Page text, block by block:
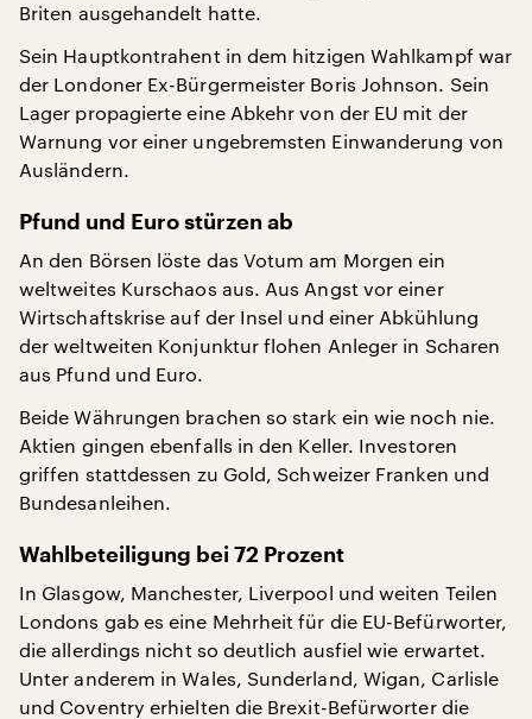
Briten ausgehandelt hatte.
Sein Hauptkontrahent in dem hitzigen Wahlkampf war
der Londoner Ex-Bürgermeister Boris Johnson. Sein
Lager propagierte eine Abkehr von der EU mit der
Warnung vor einer ungebremsten Einwanderung von
Ausländern.
Pfund und Euro stürzen ab
An den Börsen löste das Votum am Morgen ein
weltweites Kurschaos aus. Aus Angst vor einer
Wirtschaftskrise auf der Insel und einer Abkühlung
der weltweiten Konjunktur flohen Anleger in Scharen
aus Pfund und Euro.
Beide Währungen brachen so stark ein wie noch nie.
Aktien gingen ebenfalls in den Keller. Investoren
griffen stattdessen zu Gold, Schweizer Franken und
Bundesanleihen.
Wahlbeteiligung bei 72 Prozent
In Glasgow, Manchester, Liverpool und weiten Teilen
Londons gab es eine Mehrheit für die EU-Befürworter,
die allerdings nicht so deutlich ausfiel wie erwartet.
Unter anderem in Wales, Sunderland, Wigan, Carlisle
und Coventry erhielten die Brexit-Befürworter die